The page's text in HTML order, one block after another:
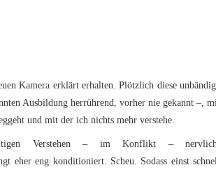
Kamera erklärt erhalten. Plötzlich diese
Ausbildung herrührend, vorher nie gekannt –,
und mit der ich nichts mehr verstehe.
Verstehen – im Konflikt –
eher eng konditioniert. Scheu. Sodass einst